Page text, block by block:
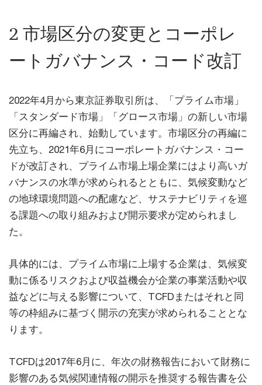
2 市場区分の変更とコーポレ
ートガバナンス・コード改訂
2022年4月から東京証券取引所は、「プライム市場」
「スタンダード市場」「グロース市場」の新しい市場
区分に再編され、始動しています。市場区分の再編に
先立ち、2021年6月にコーポレートガバナンス・コー
ドが改訂され、プライム市場上場企業にはより高いガ
バナンスの水準が求められるとともに、気候変動など
の地球環境問題への配慮など、サステナビリティを巡
る課題への取り組みおよび開示要求が定められまし
た。
具体的には、プライム市場に上場する企業は、気候変
動に係るリスクおよび収益機会が企業の事業活動や収
益などに与える影響について、TCFDまたはそれと同
等の枠組みに基づく開示の充実が求められることとな
ります。
TCFDは2017年6月に、年次の財務報告において財務に
影響のある気候関連情報の開示を推奨する報告書を公